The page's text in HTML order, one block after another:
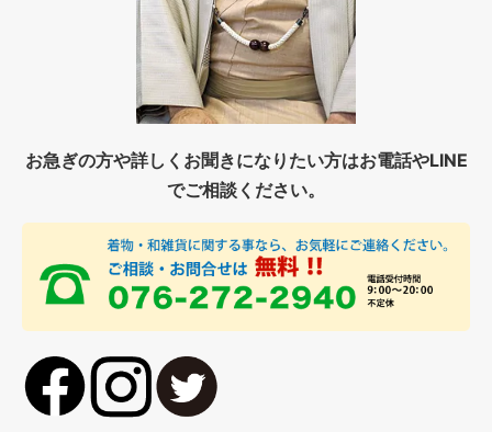
お急ぎの方や詳しくお聞きになりたい方はお電話やLINE
でご相談ください。